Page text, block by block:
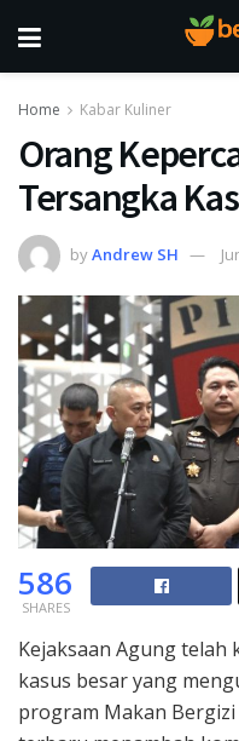
Home Kabar Kuliner
Orang
Tersangka
byAndrew SH
586
SHARES
Kejaksaan Agung telah
kasus besar yang
program Makan